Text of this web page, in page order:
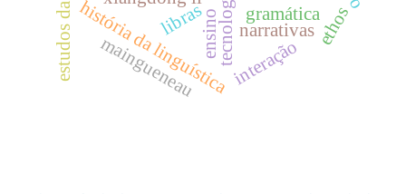
ensino gramática
história da linguística narrativas
interação
ethos
maingueneau
libras